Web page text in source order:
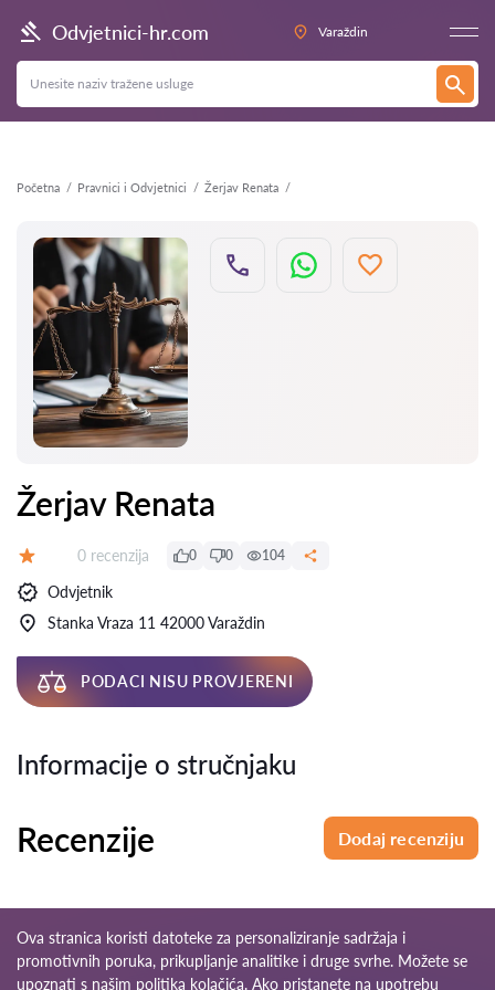
Odvjetnici-hr.com Varaždin
Početna Pravnici i Odvjetnici Žerjav Renata
Natrag
Žerjav Renata
Recenzija:
0 recenzija 0 0 104
Odvjetnik
Stanka Vraza 11 42000 Varaždin
PODACI NISU PROVJERENI
Informacije o stručnjaku
Recenzije Dodaj recenziju
Ova stranica koristi datoteke za personaliziranje sadržaja i
promotivnih poruka, prikupljanje analitike i druge svrhe. Možete se
upoznati s našim politika kolačića. Ako pristanete na upotrebu